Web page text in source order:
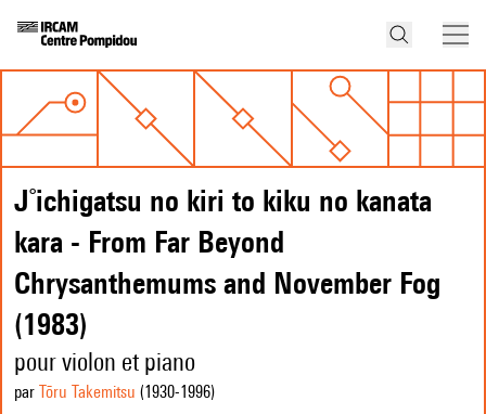
J˚ichigatsu no kiri to kiku no kanata
kara - From Far Beyond
Chrysanthemums and November Fog
(1983)
pour violon et piano
par Tōru Takemitsu (1930-1996)